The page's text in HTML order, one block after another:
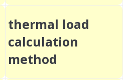
thermal load
calculation
method